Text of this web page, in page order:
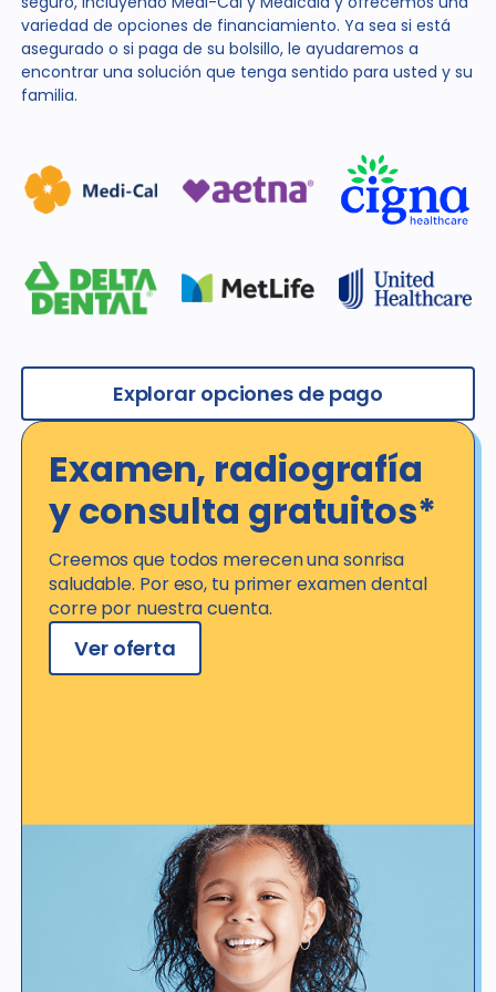
variedad de opciones de financiamiento. Ya sea si está
asegurado o si paga de su bolsillo, le ayudaremos a
encontrar una solución que tenga sentido para usted y su
familia.
Explorar opciones de pago
Examen, radiografía
y consulta gratuitos*
Creemos que todos merecen una sonrisa
saludable. Por eso, tu primer examen dental
corre por nuestra cuenta.
Ver oferta